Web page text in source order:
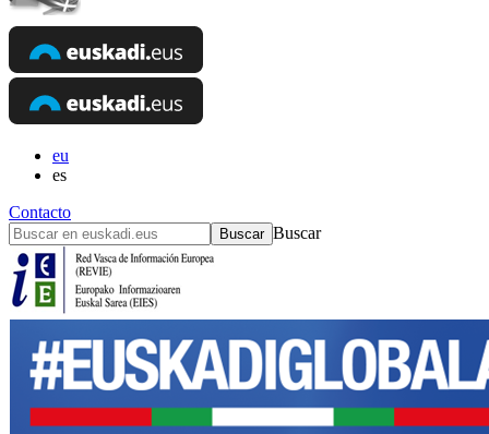
eu
es
Contacto
Buscar